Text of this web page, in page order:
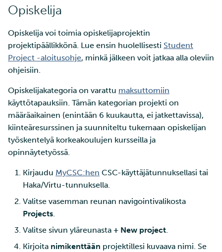
Opiskelija
Opiskelija voi toimia opiskelijaprojektin
projektipäällikkönä. Lue ensin huolellisesti Student
Project -aloitusohje, minkä jälkeen voit jatkaa alla oleviin
ohjeisiin.
Opiskelijakategoria on varattu maksuttomiin
käyttötapauksiin. Tämän kategorian projekti on
määräaikainen (enintään 6 kuukautta, ei jatkettavissa),
kiinteäresurssinen ja suunniteltu tukemaan opiskelijan
työskentelyä korkeakoulujen kursseilla ja
opinnäytetyössä.
Kirjaudu MyCSC:hen CSC-käyttäjätunnuksellasi tai
Haka/Virtu-tunnuksella.
Valitse vasemman reunan navigointivalikosta
Projects
Valitse sivun yläreunasta + New project
Kirjoita nimikenttään projektillesi kuvaava nimi. Se